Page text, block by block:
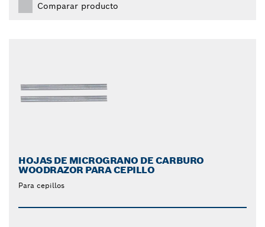
Comparar producto
HOJAS DE MICROGRANO DE CARBURO
WOODRAZOR PARA CEPILLO
Para cepillos